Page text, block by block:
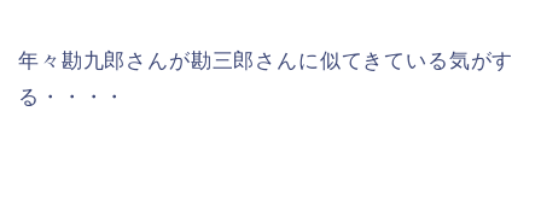
年々勘九郎さんが勘三郎さんに似てきている気がす
る・・・・